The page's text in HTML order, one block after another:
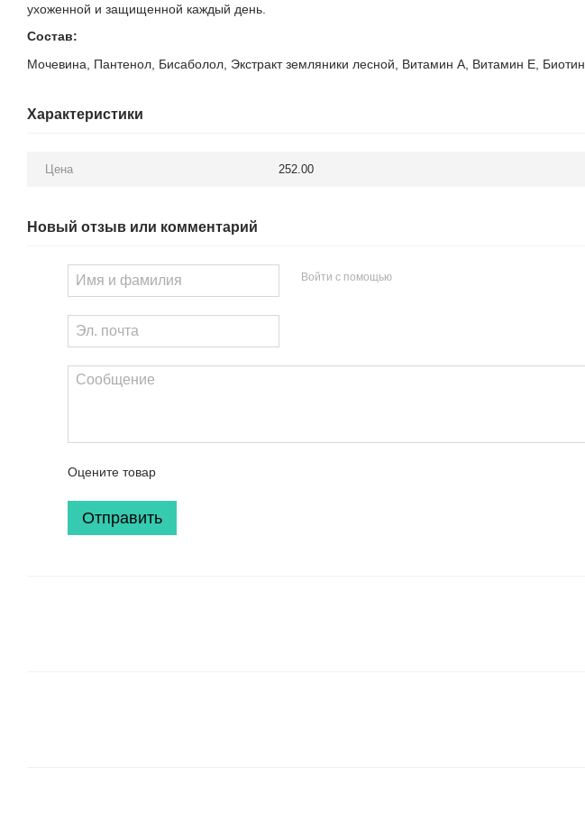
ухоженной и защищенной каждый день.
Состав:
Мочевина, Пантенол, Бисаболол, Экстракт земляники лесной, Витамин А, Витамин Е, Биотин.
Характеристики
Цена 252.00
Новый отзыв или комментарий
Войти с помощью
Оцените товар
Отправить